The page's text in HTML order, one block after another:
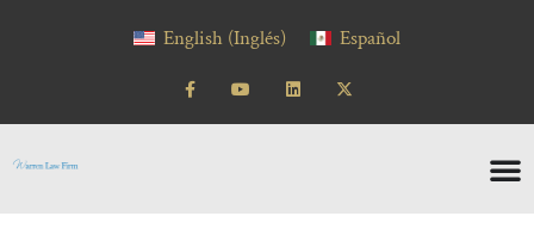
English (Inglés) Español